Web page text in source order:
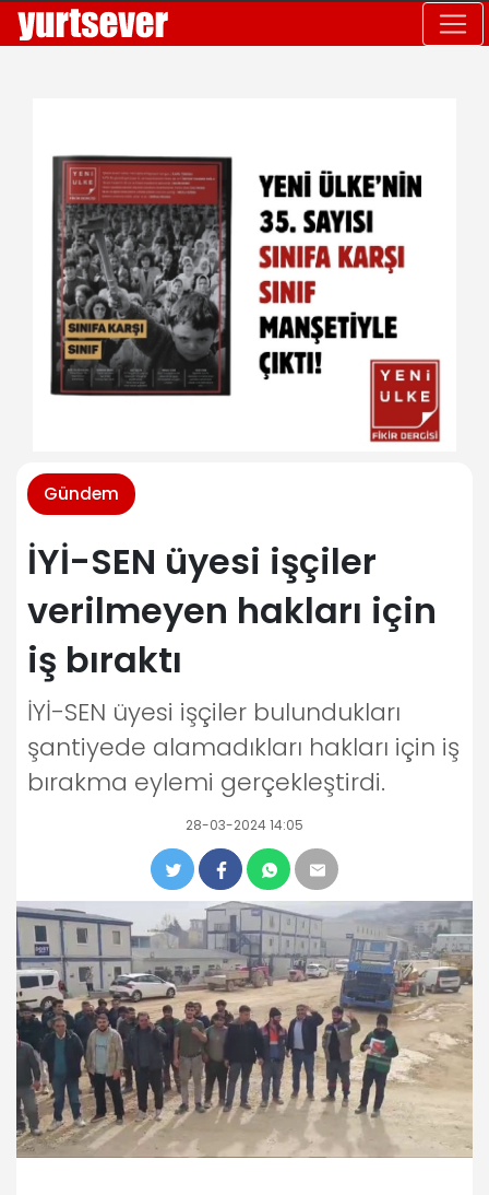
Gündem
İYİ-SEN üyesi işçiler
verilmeyen hakları için
iş bıraktı
İYİ-SEN üyesi işçiler bulundukları
şantiyede alamadıkları hakları için iş
bırakma eylemi gerçekleştirdi.
28-03-2024 14:05